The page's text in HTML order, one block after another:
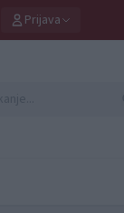
Prijava